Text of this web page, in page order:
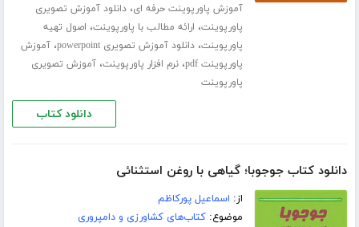
آموزش پاورپوینت حرفه ای،دانلود آموزش تصویری
پاورپوینت، ارائه مطالب با پاورپوینت، اصول تهیه
پاورپوینت،دانلود آموزش تصویری powerpoint ،آموزش
پاورپوینت pdf
،نرم افزار پاورپوینت،آموزش تصویری
پاورپوینت
دانلود کتاب
دانلود کتاب جوجوبا؛ گیاهی با روغن استثنائی
از: اسماعیل پورکاظم
موضوع:کتاب‌های کشاورزی و دامپروری